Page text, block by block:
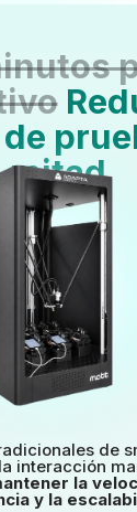
mitad
de
interacción
la
y la